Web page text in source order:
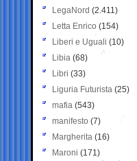
LegaNord (2.411)
Letta Enrico (154)
Liberi e Uguali (10)
Libia (68)
Libri (33)
Liguria Futurista (25)
mafia (543)
manifesto (7)
Margherita (16)
Maroni (171)